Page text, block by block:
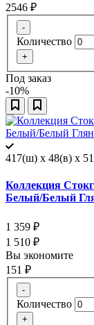
2546 ₽
-
Количество
+
Под заказ
-10%
417(ш) x 48(в) x
Коллекция
Белый/Белый
1 359 ₽
1 510 ₽
Вы экономите
151 ₽
-
Количество
+